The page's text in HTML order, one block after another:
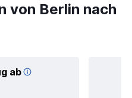
von Berlin nach
ab